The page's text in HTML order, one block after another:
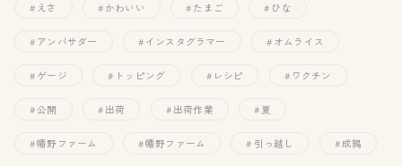
えさ かわいい たまご ひな
アンバサダー インスタグラマー オムライス
ゲージ トッピング レシピ ワクチン
公開 出荷 出荷作業 夏
幡野ファーム 幡野ファーム 引っ越し 成鶉